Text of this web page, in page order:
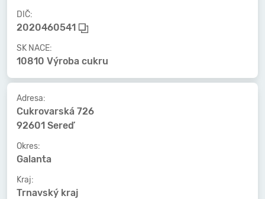
DIČ:
2020460541
SK NACE:
10810 Výroba cukru
Adresa:
Cukrovarská 726
92601 Sereď
Okres:
Galanta
Kraj:
Trnavský kraj